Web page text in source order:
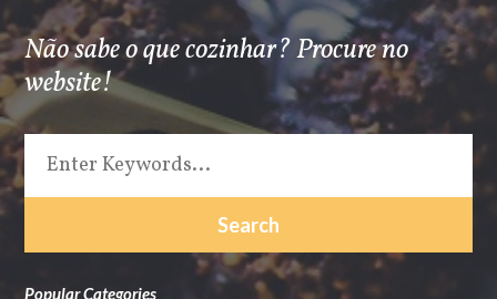
Não sabe o que cozinhar? Procure no
website!
Popular Categories